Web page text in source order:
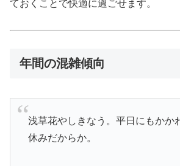
ておくことで快適に過ごせます。
年間の混雑傾向
浅草花やしきなう。平日にもかか
休みだからか。